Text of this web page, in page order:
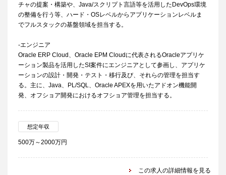
チャの提案・構築や、Java/スクリプト言語等を活用したDevOps環境
の整備を行う等、ハード・OSレベルからアプリケーションレベルま
でフルスタックの基盤領域を担当する。
-エンジニア
Oracle ERP Cloud、Oracle EPM Cloudに代表されるOracleアプリケ
ーション製品を活用したSI案件にエンジニアとして参画し、アプリケ
ーションの設計・開発・テスト・移行及び、それらの管理を担当す
る。主に、Java、PL/SQL、Oracle APEXを用いたアドオン機能開
発、オフショア開発におけるオフショア管理を担当する。
想定年収
500万～2000万円
この求人の詳細情報を見る